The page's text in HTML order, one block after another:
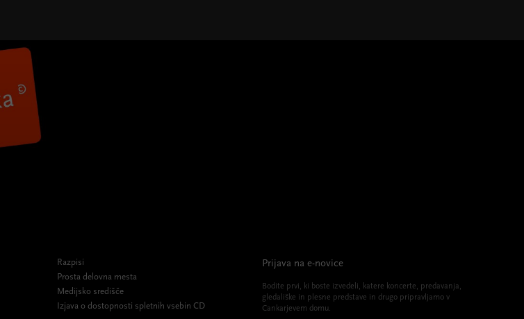
Razpisi
Prosta delovna mesta
Medijsko središče
Izjava o dostopnosti spletnih vsebin CD
Prijava na e-novice
Bodite prvi, ki boste izvedeli, katere koncerte, predavanja,
gledališke in plesne predstave in drugo pripravljamo v
Cankarjevem domu.